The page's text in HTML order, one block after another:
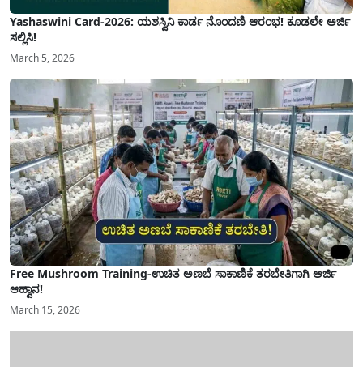
Yashaswini Card-2026: ಯಶಸ್ವಿನಿ ಕಾರ್ಡ ನೊಂದಣಿ ಆರಂಭ! ಕೂಡಲೇ ಅರ್ಜಿ
ಸಲ್ಲಿಸಿ!
March 5, 2026
Free Mushroom Training-ಉಚಿತ ಅಣಬೆ ಸಾಕಾಣಿಕೆ ತರಬೇತಿಗಾಗಿ ಅರ್ಜಿ
ಆಹ್ವಾನ!
March 15, 2026